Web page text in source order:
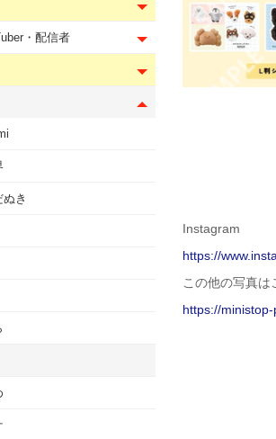
Instagram
https://
この他の写真は
https://
・配信者
き